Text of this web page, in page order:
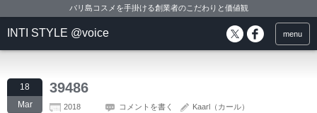
バリ島コスメを手掛ける創業者のこだわりと価値観
INTI STYLE @voice menu
18
Mar
39486
2018 コメントを書く Kaarl（カール）